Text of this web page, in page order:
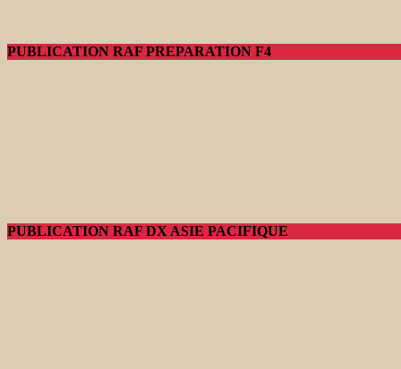
PUBLICATION RAF PREPARATION F4
PUBLICATION RAF DX ASIE PACIFIQUE